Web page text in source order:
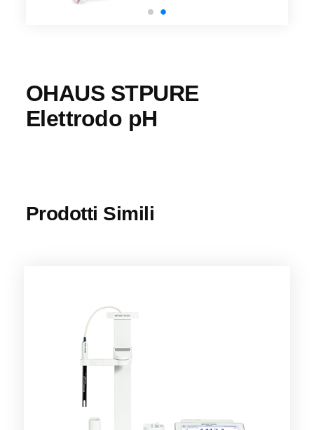
OHAUS STPURE
Elettrodo pH
Prodotti Simili